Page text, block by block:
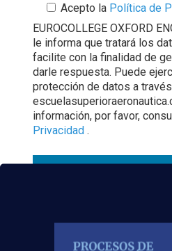
Acepto laPolítica de
EUROCOLLEGE OXFORD
le informa que tratará los
facilite con la finalidad de
darle respuesta. Puede
protección de datos a
información, por favor,
Privacidad .